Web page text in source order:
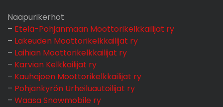
Naapurikerhot
– Etelä-Pohjanmaan Moottorikelkkailijat ry
– Lakeuden Moottorikelkkailijat ry
– Laihian Moottorikelkkailijat ry
– Karvian Kelkkailijat ry
– Kauhajoen Moottorikelkkailijat ry
– Pohjankyrön Urheiluautoilijat ry
– Waasa Snowmobile ry